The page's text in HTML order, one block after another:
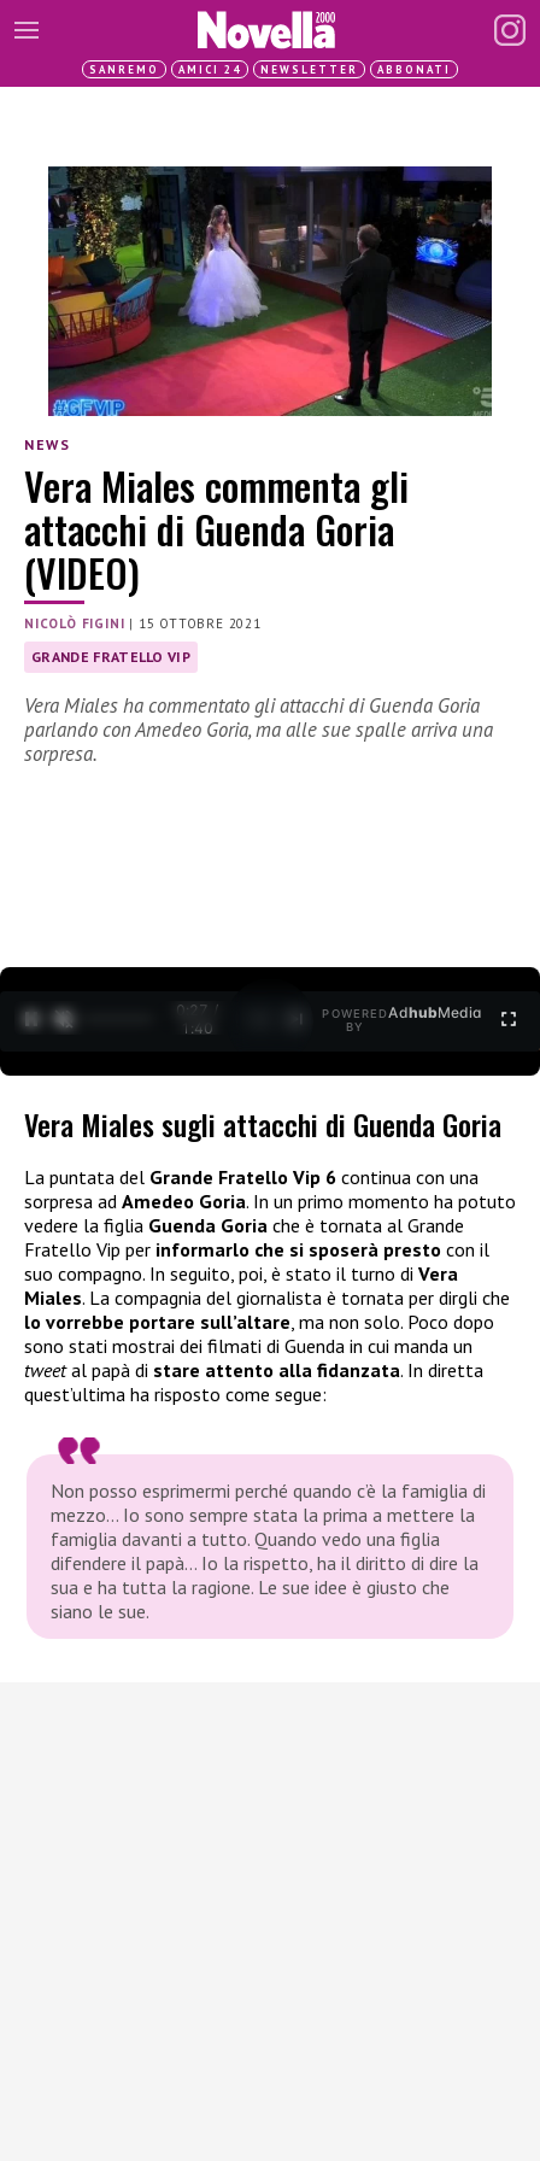
SANREMO AMICI 24 NEWSLETTER ABBONATI
NEWS
Vera Miales commenta gli
attacchi di Guenda Goria
(VIDEO)
NICOLÒ FIGINI | 15 OTTOBRE 2021
GRANDE FRATELLO VIP
Vera Miales ha commentato gli attacchi di Guenda Goria
parlando con Amedeo Goria, ma alle sue spalle arriva una
sorpresa.
0:27 /
1:40
POWERED
BY
AdhubMedia
Vera Miales sugli attacchi di Guenda Goria
La puntata del Grande Fratello Vip 6 continua con una
sorpresa ad Amedeo Goria. In un primo momento ha potuto
vedere la figlia Guenda Goria che è tornata al Grande
Fratello Vip per informarlo che si sposerà presto con il
suo compagno. In seguito, poi, è stato il turno di Vera
Miales. La compagnia del giornalista è tornata per dirgli che
lo vorrebbe portare sull’altare, ma non solo. Poco dopo
sono stati mostrai dei filmati di Guenda in cui manda un
tweetal papà di stare attento alla fidanzata. In diretta
quest’ultima ha risposto come segue:
Non posso esprimermi perché quando c’è la famiglia di
mezzo… Io sono sempre stata la prima a mettere la
famiglia davanti a tutto. Quando vedo una figlia
difendere il papà… Io la rispetto, ha il diritto di dire la
sua e ha tutta la ragione. Le sue idee è giusto che
siano le sue.